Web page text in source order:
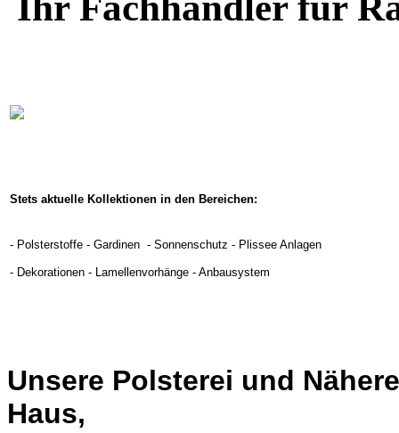
Stets aktuelle Kollektionen in den Bereichen:
- Polsterstoffe - Gardinen - Sonnenschutz - Plissee Anlagen
- Dekorationen - Lamellenvorhänge - Anbausystem
Unsere Polsterei und
Haus,